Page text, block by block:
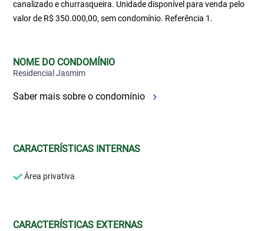
canalizado e churrasqueira. Unidade disponível para venda pelo
valor de R$ 350.000,00, sem condomínio. Referência 1.
NOME DO CONDOMÍNIO
Residencial Jasmim
Saber mais sobre o condomínio
CARACTERÍSTICAS INTERNAS
Área privativa
CARACTERÍSTICAS EXTERNAS